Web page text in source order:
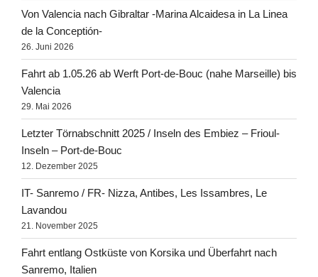
Von Valencia nach Gibraltar -Marina Alcaidesa in La Linea
de la Conceptión-
26. Juni 2026
Fahrt ab 1.05.26 ab Werft Port-de-Bouc (nahe Marseille) bis
Valencia
29. Mai 2026
Letzter Törnabschnitt 2025 / Inseln des Embiez – Frioul-
Inseln – Port-de-Bouc
12. Dezember 2025
IT- Sanremo / FR- Nizza, Antibes, Les Issambres, Le
Lavandou
21. November 2025
Fahrt entlang Ostküste von Korsika und Überfahrt nach
Sanremo, Italien